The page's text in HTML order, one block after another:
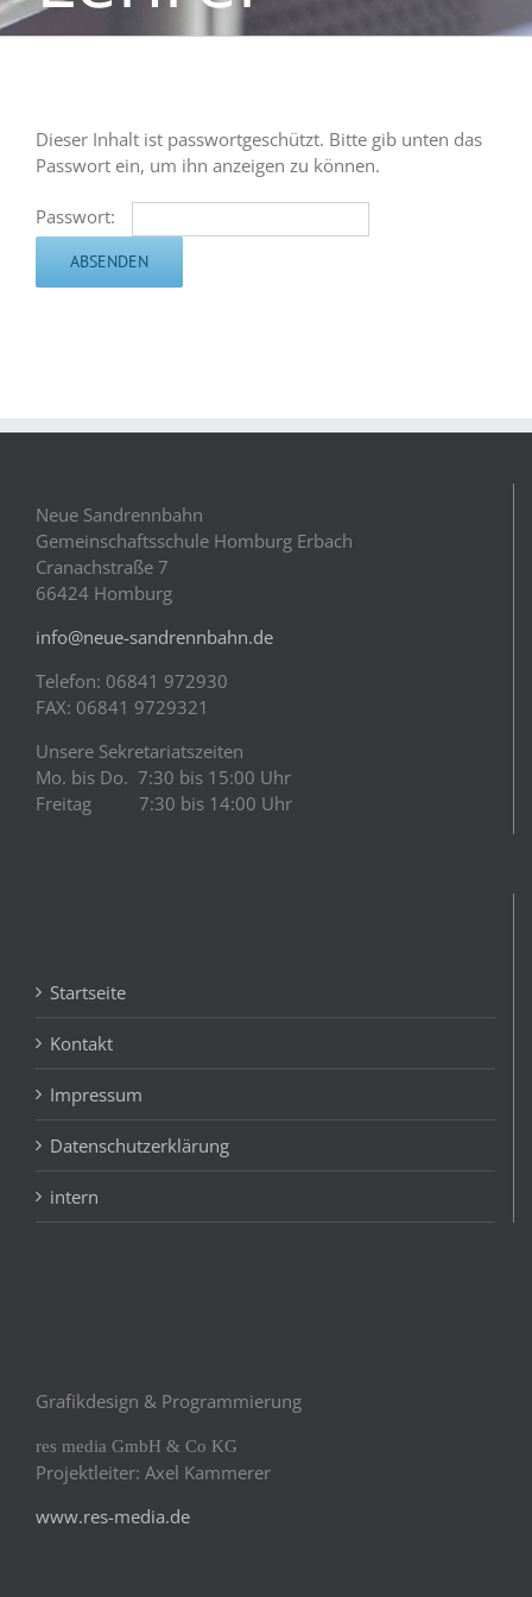
Dieser Inhalt ist passwortgeschützt. Bitte gib unten das
Passwort ein, um ihn anzeigen zu können.
Passwort:
Neue Sandrennbahn
Gemeinschaftsschule Homburg Erbach
Cranachstraße 7
66424 Homburg
info@neue-sandrennbahn.de
Telefon: 06841 972930
FAX: 06841 9729321
Unsere Sekretariatszeiten
Mo. bis Do. 7:30 bis 15:00 Uhr
Freitag 7:30 bis 14:00 Uhr
Startseite
Kontakt
Impressum
Datenschutzerklärung
intern
Grafikdesign & Programmierung
res media GmbH & Co KG
Projektleiter: Axel Kammerer
www.res-media.de